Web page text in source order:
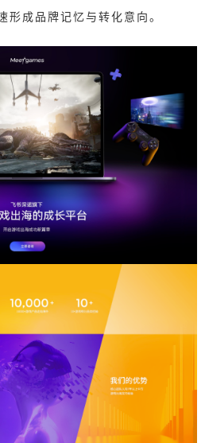
形成品牌记忆与转化意向。